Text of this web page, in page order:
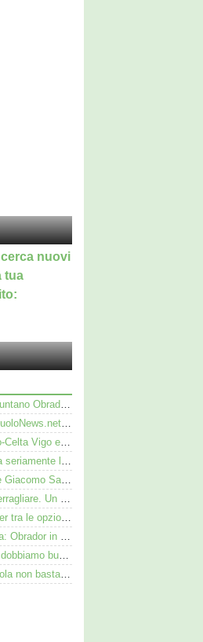
nuovi
tua
Calciomercato Sassuolo LIVE oggi: spuntano Obrador, Valeri e Darmian per la difesa
Google "Fonti preferite", aggiungi SassuoloNews.net e personalizza le tue notizie
VIDEO - Laurienté espulso in Sassuolo-Celta Vigo e rissa: cosa è successo
Calciomercato Sassuolo, Freuler valuta seriamente la proposta neroverde
UFFICIALE - Sassuolo, torna il portiere Giacomo Satalino: i dettagli
La locomotiva neroverde continua a sferragliare. Un aspetto preoccupa Aquilani dopo il Celta
Darmian-Sassuolo, lo svincolato ex Inter tra le opzioni ma c'è il solito Cagliari
Calciomercato Sassuolo, fascia sinistra: Obrador in pole, Valeri l’alternativa
SHORTS SASSUOLO - Aquilani: “Non dobbiamo buttare tutto in vacca”
VIDEO - Sassuolo Celta Vigo 1-4: Bakola non basta. Espulso Laurienté